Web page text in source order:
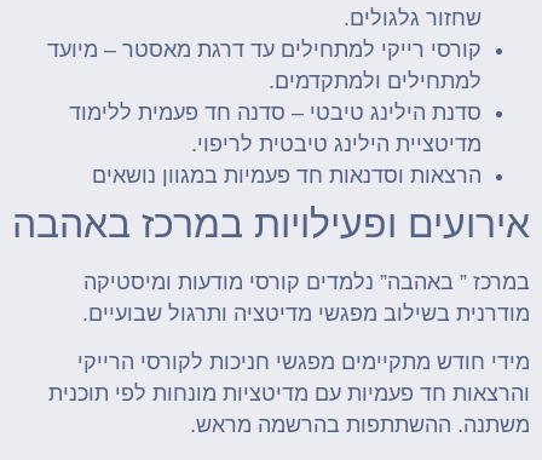
שחזור גלגולים.
קורסי רייקי למתחילים עד דרגת מאסטר – מיועד
למתחילים ולמתקדמים.
סדנת הילינג טיבטי – סדנה חד פעמית ללימוד
מדיטציית הילינג טיבטית לריפוי.
הרצאות וסדנאות חד פעמיות במגוון נושאים
אירועים ופעילויות במרכז באהבה
במרכז ” באהבה” נלמדים קורסי מודעות ומיסטיקה
מודרנית בשילוב מפגשי מדיטציה ותרגול שבועיים.
מידי חודש מתקיימים מפגשי חניכות לקורסי הרייקי
והרצאות חד פעמיות עם מדיטציות מונחות לפי תוכנית
משתנה. ההשתתפות בהרשמה מראש.